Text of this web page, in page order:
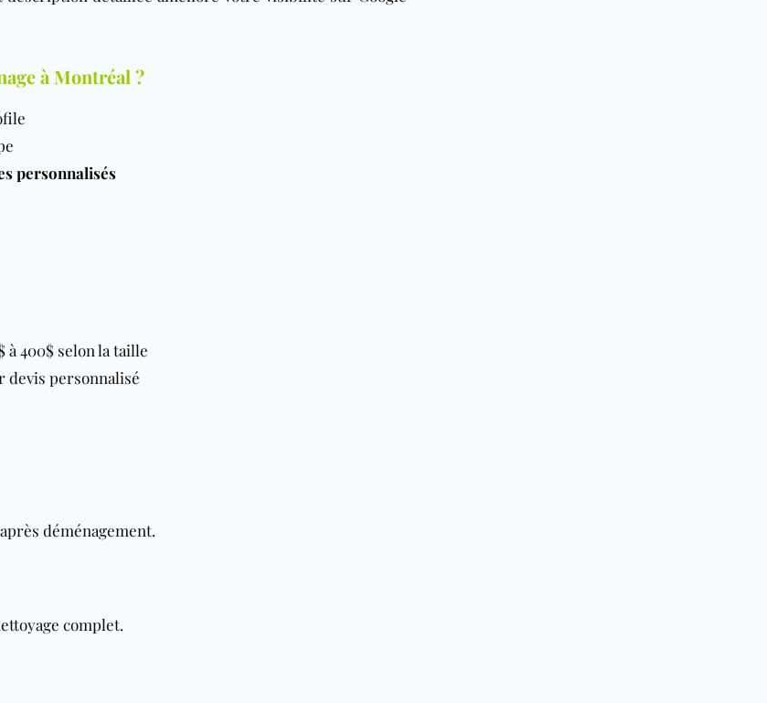
à Montréal ?
personnalisés
à 400$ selon la taille
devis personnalisé
déménagement.
complet.